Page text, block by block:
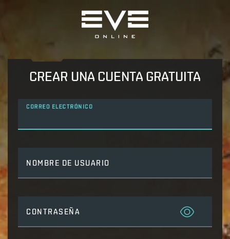
CREAR UNA CUENTA GRATUITA
CORREO ELECTRÓNICO
NOMBRE DE USUARIO
CONTRASEÑA